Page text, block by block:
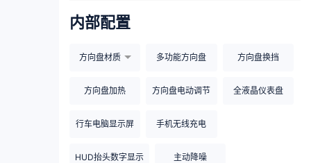
内部配置
方向盘材质 多功能方向盘 方向盘换挡
方向盘加热 方向盘电动调节 全液晶仪表盘
行车电脑显示屏 手机无线充电
HUD抬头数字显示 主动降噪